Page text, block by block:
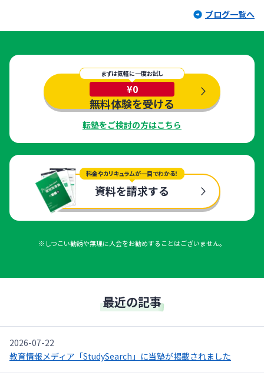
ブログ一覧へ
まずは気軽に一度お試し
¥0
無料体験を受ける
転塾をご検討の方はこちら
料金やカリキュラムが一目でわかる！
資料を請求する
※しつこい勧誘や無理に入会をお勧めすることはございません。
最近の記事
2026-07-22
教育情報メディア「StudySearch」に当塾が掲載されました